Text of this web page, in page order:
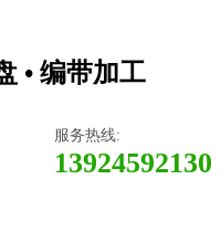
• 编带加工
服务热线:
13924592130